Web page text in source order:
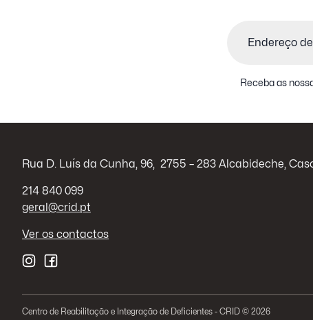
Receba as
Rua D. Luís da Cunha, 96, 2755 – 283 Alcabideche,
214 840 099
geral@crid.pt
Ver os contactos
Centro de Reabilitação e Integração de Deficientes - CRID © 2026